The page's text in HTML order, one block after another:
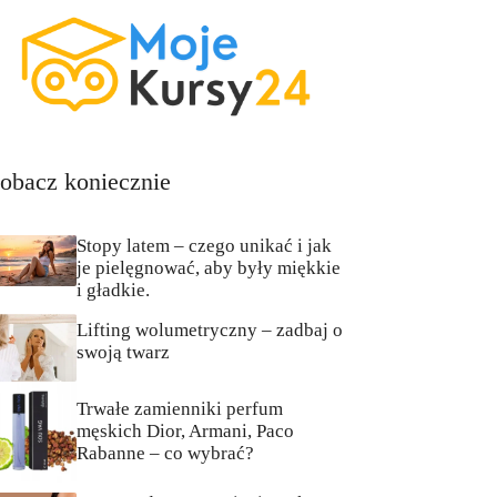
koniecznie
Stopy latem – czego unikać i jak
je pielęgnować, aby były miękkie
i gładkie.
Lifting wolumetryczny – zadbaj o
swoją twarz
Trwałe zamienniki perfum
męskich Dior, Armani, Paco
Rabanne – co wybrać?